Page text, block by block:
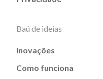
Baú de ideias
Inovações
Como funciona